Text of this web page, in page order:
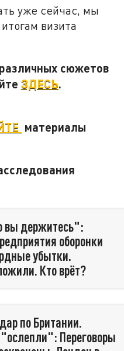
уже сейчас, мы
визита
сюжетов
ЗДЕСЬ.
материалы
вы держитесь":
оборонки
убытки.
Кто врёт?
по Британии.
Переговоры